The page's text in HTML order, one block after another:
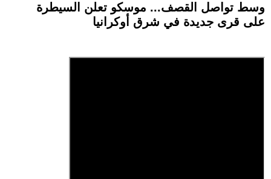
وسط تواصل القصف... موسكو تعلن السيطرة
على قرى جديدة في شرق أوكرانيا